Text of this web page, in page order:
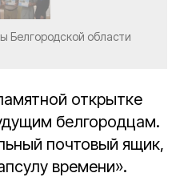
Белгородской области
открытке
белгородцам.
почтовый ящик,
времени».